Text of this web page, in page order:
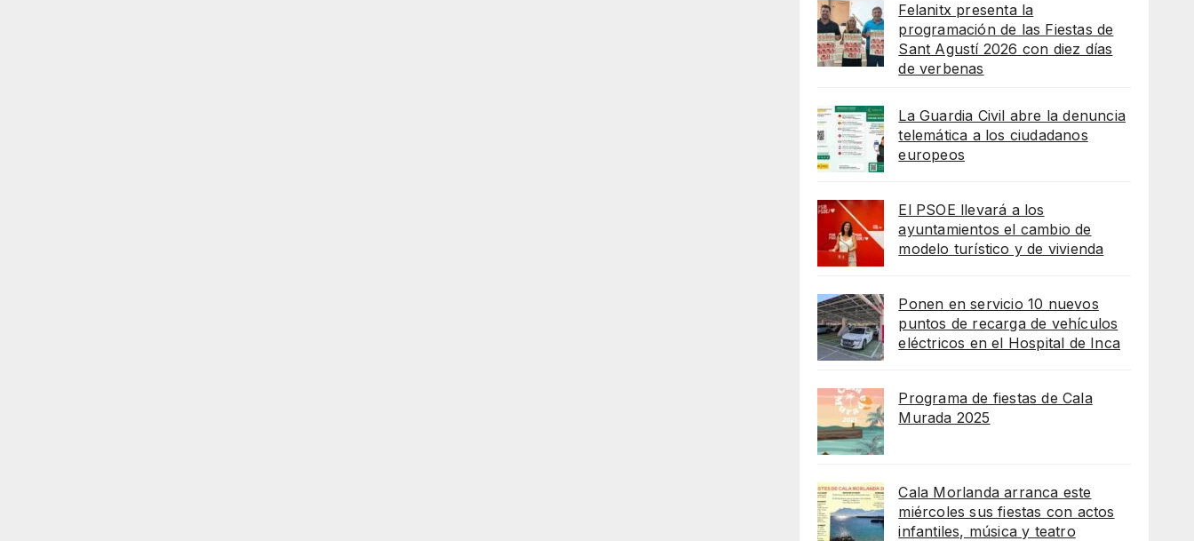
Felanitx presenta la
programación de las Fiestas de
Sant Agustí 2026 con diez días
de verbenas
La Guardia Civil abre la denuncia
telemática a los ciudadanos
europeos
El PSOE llevará a los
ayuntamientos el cambio de
modelo turístico y de vivienda
Ponen en servicio 10 nuevos
puntos de recarga de vehículos
eléctricos en el Hospital de Inca
Programa de fiestas de Cala
Murada 2025
Cala Morlanda arranca este
miércoles sus fiestas con actos
infantiles, música y teatro